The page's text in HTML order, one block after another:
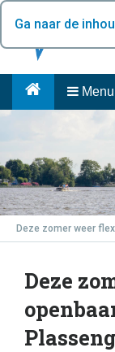
Ga naar de
Menu
Deze zomer weer
Deze